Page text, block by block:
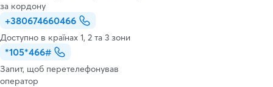
за кордону
+380674660466
Доступно в країнах 1, 2 та 3 зони
*105*466#
Запит, щоб перетелефонував
оператор